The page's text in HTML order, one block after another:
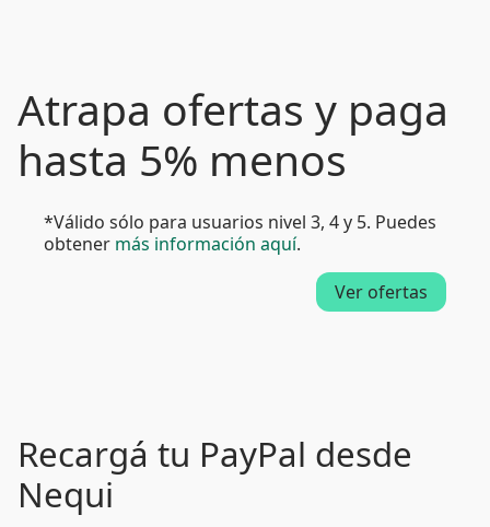
Atrapa ofertas y paga
hasta 5% menos
*Válido sólo para usuarios nivel 3, 4 y 5. Puedes
obtener más información aquí.
Ver ofertas
Recargá tu PayPal desde
Nequi